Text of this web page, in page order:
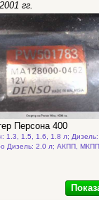
гг.
Персона 400
1.3, 1.5, 1.6, 1.8 л;
Дизель: 2.0 л; АКПП, МКПП